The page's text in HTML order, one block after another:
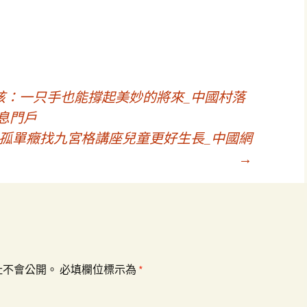
一只手也能撐起美妙的將來_中國村落
門戶
單癥找九宮格講座兒童更好生長_中國網
→
會公開。 必填欄位標示為 *